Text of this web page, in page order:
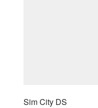
Sim City DS